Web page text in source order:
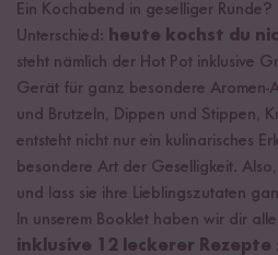
Ein Kochabend in geselliger
Unterschied: heute kochst du
steht nämlich der Hot Pot inklusive
Gerät für ganz besondere Aromen-
und Brutzeln, Dippen und Stippen,
entsteht nicht nur ein kulinarisches
besondere Art der Geselligkeit.
und lass sie ihre Lieblingszutaten
In unserem Booklet haben wir dir
inklusive 12 leckerer Rezepte